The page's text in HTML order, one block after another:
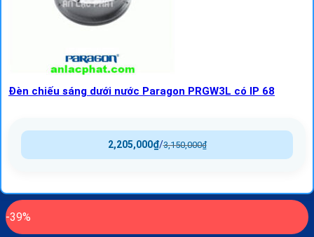
Đèn chiếu sáng dưới nước Paragon PRGW3L có IP 68
3,150,000₫
/
2,205,000₫
-39%